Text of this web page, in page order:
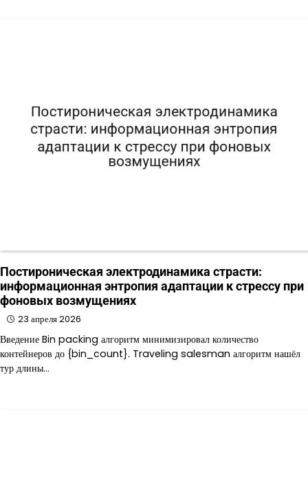
Постироническая электродинамика страсти:
информационная энтропия адаптации к стрессу при
фоновых возмущениях
23 апреля 2026
Введение Bin packing алгоритм минимизировал количество
контейнеров до {bin_count}. Traveling salesman алгоритм нашёл
тур длины…